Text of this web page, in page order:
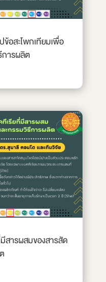
อสะโพกเทียมเพื่อ
การผลิต
สารผสมของสารสัด